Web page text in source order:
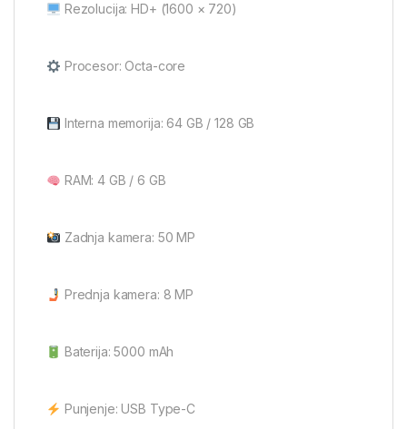
Rezolucija: HD+ (1600 × 720)
Procesor: Octa-core
Interna memorija: 64 GB / 128 GB
RAM: 4 GB / 6 GB
Zadnja kamera: 50 MP
Prednja kamera: 8 MP
Baterija: 5000 mAh
Punjenje: USB Type-C